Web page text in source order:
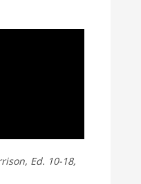
Ed. 10-18,